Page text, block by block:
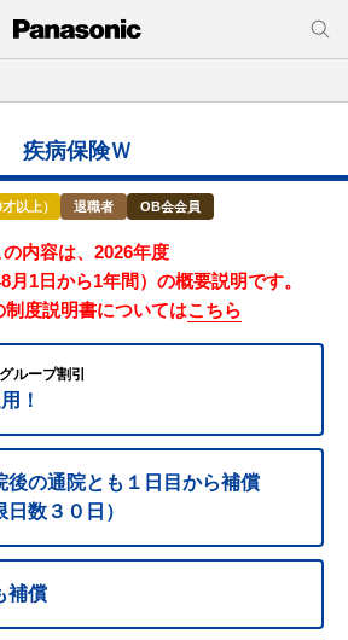
疾病保険Ｗ
以上） 退職者 OB会会員
の内容は、2026年度
月1日から1年間）の概要説明です。
制度説明書についてはこちら
ループ割引
！
後の通院とも１日目から補償
日数３０日）
補償